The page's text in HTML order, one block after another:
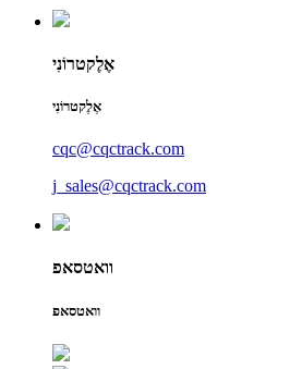
אֶלֶקטרוֹנִי
אֶלֶקטרוֹנִי
cqc@cqctrack.com
j_sales@cqctrack.com
וואטסאפ
וואטסאפ